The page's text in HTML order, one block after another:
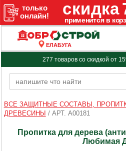
ЕЛАБУГА
277 товаров со скидкой от
ВСЕ ЗАЩИТНЫЕ СОСТАВЫ,
ДРЕВЕСИНЫ / АРТ. A00181
Пропитка для дерева
Любимая